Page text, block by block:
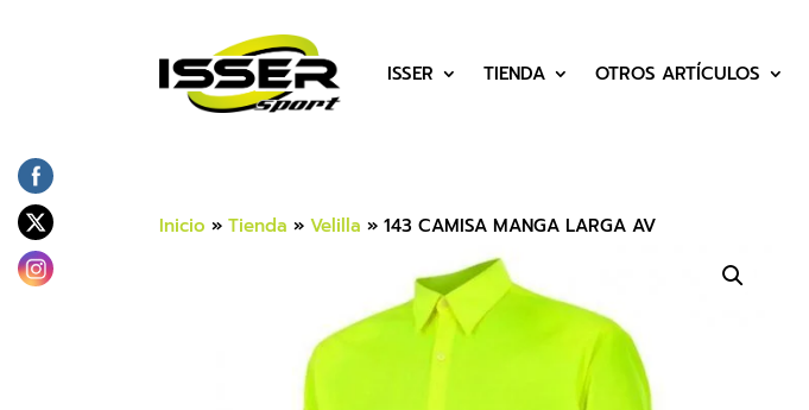
ISSER TIENDA OTROS ARTÍCULOS
Inicio »Tienda »Velilla »143 CAMISA MANGA LARGA AV